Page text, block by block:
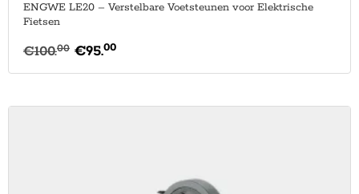
ENGWE LE20 – Verstelbare Voetsteunen voor Elektrische
Fietsen
€100.00 €95.00